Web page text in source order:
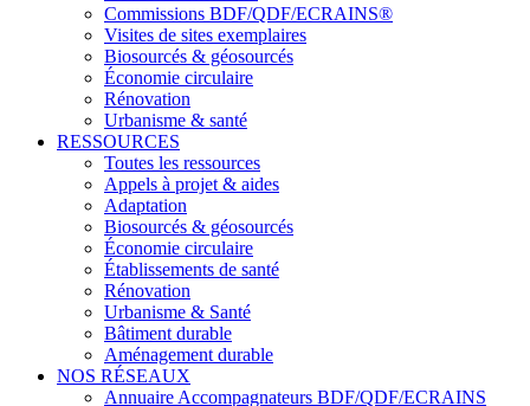
Commissions BDF/QDF/ECRAINS®
Visites de sites exemplaires
Biosourcés & géosourcés
Économie circulaire
Rénovation
Urbanisme & santé
RESSOURCES
Toutes les ressources
Appels à projet & aides
Adaptation
Biosourcés & géosourcés
Économie circulaire
Établissements de santé
Rénovation
Urbanisme & Santé
Bâtiment durable
Aménagement durable
NOS RÉSEAUX
Annuaire Accompagnateurs BDF/QDF/ECRAINS